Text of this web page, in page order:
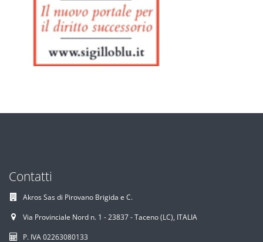
Contatti
Akros Sas di Pirovano Brigida e C.
Via Provinciale Nord n. 1 - 23837 - Taceno (LC), ITALIA
P. IVA 02263080133